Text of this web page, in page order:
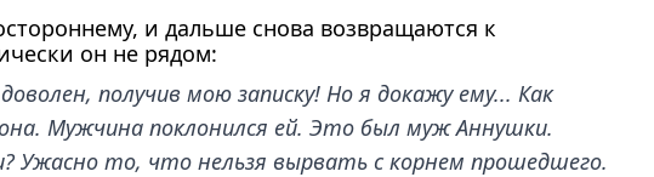
и дальше снова возвращаются к
он не рядом:
получив мою записку! Но я докажу ему... Как
Мужчина поклонился ей. Это был муж Аннушки.
Ужасно то, что нельзя вырвать с корнем прошедшего.